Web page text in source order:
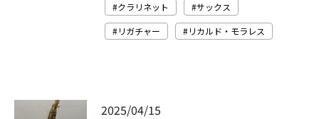
クラリネット
サックス
リガチャー
リカルド・モラレス
2025/04/15